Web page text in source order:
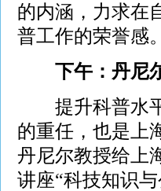
的内涵，力求在
普工作的荣誉感。
下午：丹尼
提升科普水平
的重任，也是上
丹尼尔教授给上
讲座“科技知识